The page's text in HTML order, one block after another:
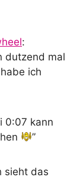
:
dutzend mal
ich
0:07 kann
”
sieht das